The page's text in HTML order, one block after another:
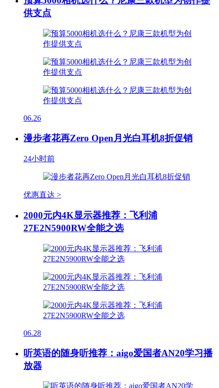
供支点
06.26
漫步者花再Zero Open月光白耳机8折促销
24小时前
优惠直达 >
2000元内4K显示器推荐：飞利浦
27E2N5900RW全能之选
06.28
听英语的随身听推荐：aigo爱国者AN20学习播
放器